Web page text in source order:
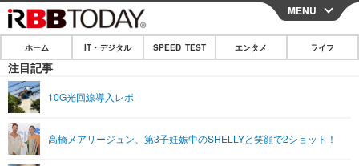
CLOSE
ホーム
IT・デジタル
SPEED TEST
エンタメ
MENU
ホーム IT・デジタル SPEED TEST エンタメ ライフ
注目記事
10G光回線導入レポ
高橋メアリージュン、第3子妊娠中のSHELLYと笑顔で2ショット！